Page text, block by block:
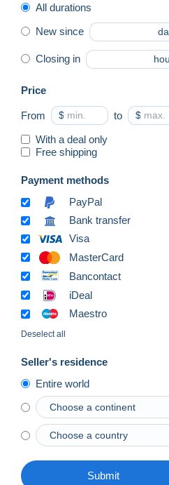
All durations
New since
Closing in
Price
From $ to $
With a deal only
Free shipping
Payment methods
PayPal
Bank transfer
Visa
MasterCard
Bancontact
iDeal
Maestro
Deselect all
Seller's residence
Entire world
Submit